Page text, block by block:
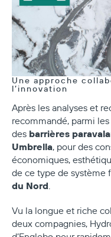
Une approche
l’innovation
Après les analyses et
recommandé, parmi
des barrières
Umbrella, pour des
économiques,
de ce type de système
du Nord
Vu la longue et riche
deux compagnies,